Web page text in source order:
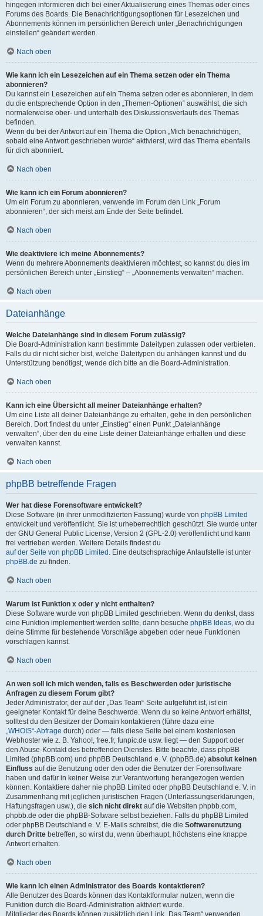
hingegen informieren dich bei einer Aktualisierung eines Themas oder eines
Forums des Boards. Die Benachrichtigungsoptionen für Lesezeichen und
Abonnements können im persönlichen Bereich unter „Benachrichtigungen
einstellen“ geändert werden.
Nach oben
Wie kann ich ein Lesezeichen auf ein Thema setzen oder ein Thema
abonnieren?
Du kannst ein Lesezeichen auf ein Thema setzen oder es abonnieren, in dem
du die entsprechende Option in den „Themen-Optionen“ auswählst, die sich
normalerweise ober- und unterhalb des Diskussionsverlaufs des Themas
befinden.
Wenn du bei der Antwort auf ein Thema die Option „Mich benachrichtigen,
sobald eine Antwort geschrieben wurde“ aktivierst, wird das Thema ebenfalls
für dich abonniert.
Nach oben
Wie kann ich ein Forum abonnieren?
Um ein Forum zu abonnieren, verwende im Forum den Link „Forum
abonnieren“, der sich meist am Ende der Seite befindet.
Nach oben
Wie deaktiviere ich meine Abonnements?
Wenn du mehrere Abonnements deaktivieren möchtest, so kannst du dies im
persönlichen Bereich unter „Einstieg“ – „Abonnements verwalten“ machen.
Nach oben
Dateianhänge
Welche Dateianhänge sind in diesem Forum zulässig?
Die Board-Administration kann bestimmte Dateitypen zulassen oder verbieten.
Falls du dir nicht sicher bist, welche Dateitypen du anhängen kannst und du
Unterstützung benötigst, wende dich bitte an die Board-Administration.
Nach oben
Kann ich eine Übersicht all meiner Dateianhänge erhalten?
Um eine Liste all deiner Dateianhänge zu erhalten, gehe in den persönlichen
Bereich. Dort findest du unter „Einstieg“ einen Punkt „Dateianhänge
verwalten“, über den du eine Liste deiner Dateianhänge erhalten und diese
verwalten kannst.
Nach oben
phpBB betreffende Fragen
Wer hat diese Forensoftware entwickelt?
Diese Software (in ihrer unmodifizierten Fassung) wurde von phpBB Limited
entwickelt und veröffentlicht. Sie ist urheberrechtlich geschützt. Sie wurde unter
der GNU General Public License, Version 2 (GPL-2.0) veröffentlicht und kann
frei vertrieben werden. Weitere Details findest du
auf der Seite von phpBB Limited . Eine deutschsprachige Anlaufstelle ist unter
phpBB.de zu finden.
Nach oben
Warum ist Funktion x oder y nicht enthalten?
Diese Software wurde von phpBB Limited geschrieben. Wenn du denkst, dass
eine Funktion implementiert werden sollte, dann besuche phpBB Ideas, wo du
deine Stimme für bestehende Vorschläge abgeben oder neue Funktionen
vorschlagen kannst.
Nach oben
An wen soll ich mich wenden, falls es Beschwerden oder juristische
Anfragen zu diesem Forum gibt?
Jeder Administrator, der auf der „Das Team“-Seite aufgeführt ist, ist ein
geeigneter Kontakt für deine Beschwerde. Wenn du so keine Antwort erhältst,
solltest du den Besitzer der Domain kontaktieren (führe dazu eine
„WHOIS“-Abfrage durch) oder — falls diese Seite bei einem kostenlosen
Webhoster wie z. B. Yahoo!, free.fr, funpic.de usw. liegt — den Support oder
den Abuse-Kontakt des betreffenden Dienstes. Bitte beachte, dass phpBB
Limited (phpBB.com) und phpBB Deutschland e. V. (phpBB.de) absolut keinen
Einfluss auf die Benutzung oder den oder die Benutzer der Forensoftware
haben und dafür in keiner Weise zur Verantwortung herangezogen werden
können. Kontaktiere daher nie phpBB Limited oder phpBB Deutschland e. V. in
Zusammenhang mit jeglichen juristischen Fragen (Unterlassungserklärungen,
Haftungsfragen usw.), die sich nicht direkt auf die Websiten phpbb.com,
phpbb.de oder die phpBB-Software selbst beziehen. Falls du phpBB Limited
oder phpBB Deutschland e. V. E-Mails schreibst, die die Softwarenutzung
durch Dritte betreffen, so wirst du, wenn überhaupt, höchstens eine knappe
Antwort erhalten.
Nach oben
Wie kann ich einen Administrator des Boards kontaktieren?
Alle Benutzer des Boards können das Kontaktformular nutzen, wenn die
Funktion durch die Board-Administration aktiviert wurde.
Mitglieder des Boards können zusätzlich den Link „Das Team“ verwenden.